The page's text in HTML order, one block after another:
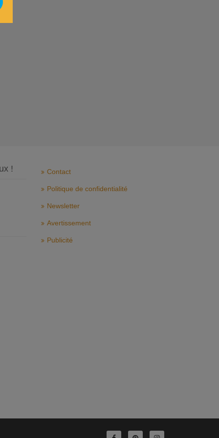
! Contact
Politique de confidentialité
Newsletter
Avertissement
Publicité